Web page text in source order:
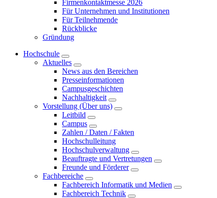
Firmenkontaktmesse 2026
Für Unternehmen und Institutionen
Für Teilnehmende
Rückblicke
Gründung
Hochschule
Aktuelles
News aus den Bereichen
Presseinformationen
Campusgeschichten
Nachhaltigkeit
Vorstellung (Über uns)
Leitbild
Campus
Zahlen / Daten / Fakten
Hochschulleitung
Hochschulverwaltung
Beauftragte und Vertretungen
Freunde und Förderer
Fachbereiche
Fachbereich Informatik und Medien
Fachbereich Technik